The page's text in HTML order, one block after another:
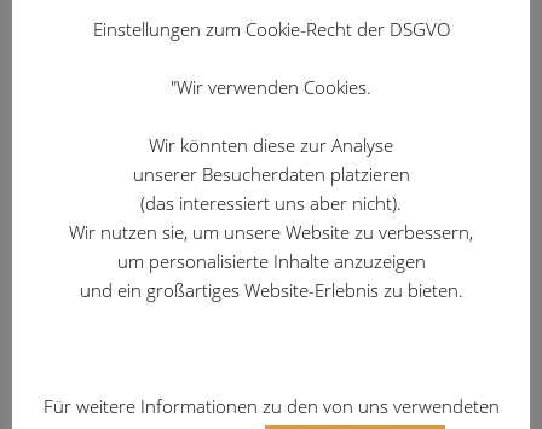
Einstellungen zum Cookie-Recht der DSGVO
"Wir verwenden Cookies.
Wir könnten diese zur Analyse
unserer Besucherdaten platzieren
(das interessiert uns aber nicht).
Wir nutzen sie, um unsere Website zu verbessern,
um personalisierte Inhalte anzuzeigen
und ein großartiges Website-Erlebnis zu bieten.
Für weitere Informationen zu den von uns verwendeten